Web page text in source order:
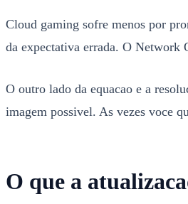
Cloud gaming sofre menos por
da expectativa errada. O Network
O outro lado da equacao e a
imagem possivel. As vezes voce
O que a